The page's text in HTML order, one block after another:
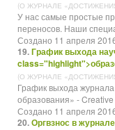
(О ЖУРНАЛЕ
У нас самые простые
переносов. Наши
Создано 11 апреля
19.График выхода
(О ЖУРНАЛЕ
График выхода
образования» -
Создано 11 апреля
20.Оргвзнос в